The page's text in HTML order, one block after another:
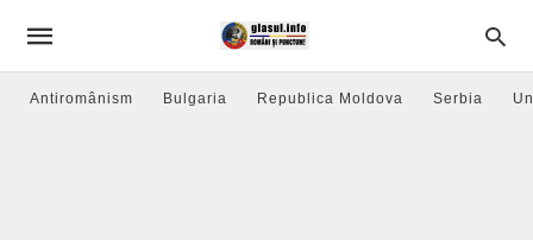
Antiromânism Bulgaria Republica Moldova Serbia